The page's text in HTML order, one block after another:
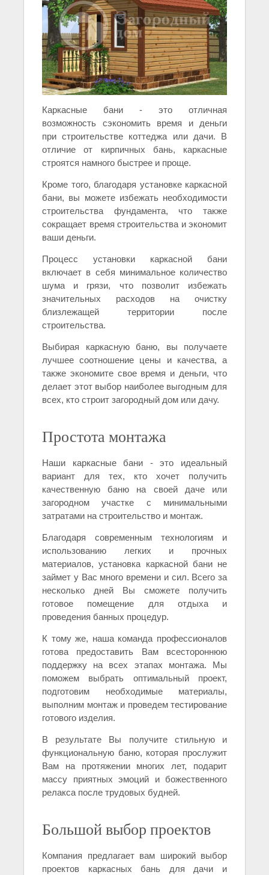
Каркасные бани - это отличная
возможность сэкономить время и деньги
при строительстве коттеджа или дачи. В
отличие от кирпичных бань, каркасные
строятся намного быстрее и проще.
Кроме того, благодаря установке каркасной
бани, вы можете избежать необходимости
строительства фундамента, что также
сокращает время строительства и экономит
ваши деньги.
Процесс установки каркасной бани
включает в себя минимальное количество
шума и грязи, что позволит избежать
значительных расходов на очистку
близлежащей территории после
строительства.
Выбирая каркасную баню, вы получаете
лучшее соотношение цены и качества, а
также экономите свое время и деньги, что
делает этот выбор наиболее выгодным для
всех, кто строит загородный дом или дачу.
Простота монтажа
Наши каркасные бани - это идеальный
вариант для тех, кто хочет получить
качественную баню на своей даче или
загородном участке с минимальными
затратами на строительство и монтаж.
Благодаря современным технологиям и
использованию легких и прочных
материалов, установка каркасной бани не
займет у Вас много времени и сил. Всего за
несколько дней Вы сможете получить
готовое помещение для отдыха и
проведения банных процедур.
К тому же, наша команда профессионалов
готова предоставить Вам всестороннюю
поддержку на всех этапах монтажа. Мы
поможем выбрать оптимальный проект,
подготовим необходимые материалы,
выполним монтаж и проведем тестирование
готового изделия.
В результате Вы получите стильную и
функциональную баню, которая прослужит
Вам на протяжении многих лет, подарит
массу приятных эмоций и божественного
релакса после трудовых будней.
Большой выбор проектов
Компания предлагает вам широкий выбор
проектов каркасных бань для дачи и